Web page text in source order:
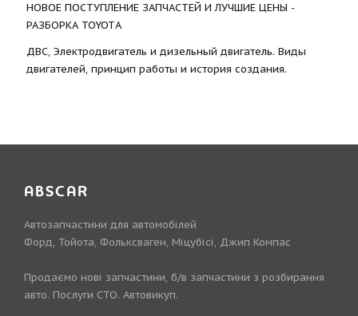
НОВОЕ ПОСТУПЛЕНИЕ ЗАПЧАСТЕЙ И ЛУЧШИЕ ЦЕНЫ -
РАЗБОРКА TOYOTА
ДВС, Электродвигатель и дизельный двигатель. Виды
двигателей, принцип работы и история создания.
ABSCAR
Автозапчастини для автомобілей
Форд, Тойота, Фольксваген, Міцубісі, Джип Компас
Продаємо нові запчастини, б/в запчастини з розбирання
авто. Послуги СТО. Автовикуп.